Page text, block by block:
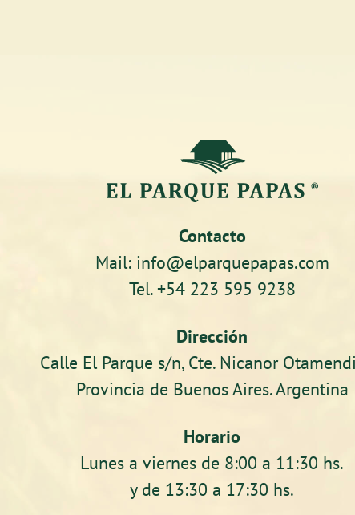
Contacto
Mail: info@elparquepapas.com
Tel. +54 223 595 9238
Dirección
Calle El Parque s/n, Cte. Nicanor
Provincia de Buenos Aires. Argentina
Horario
Lunes a viernes de 8:00 a 11:30 hs.
y de 13:30 a 17:30 hs.